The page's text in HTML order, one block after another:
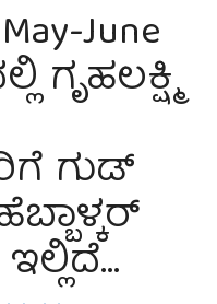
June
ಗೃಹಲಕ್ಷ್ಮಿ
ಗುಡ್